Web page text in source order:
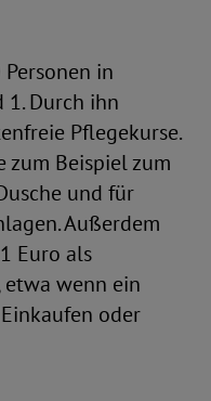
in
1. Durch ihn
Pflegekurse.
zum Beispiel zum
und für
Außerdem
Euro als
wenn ein
oder